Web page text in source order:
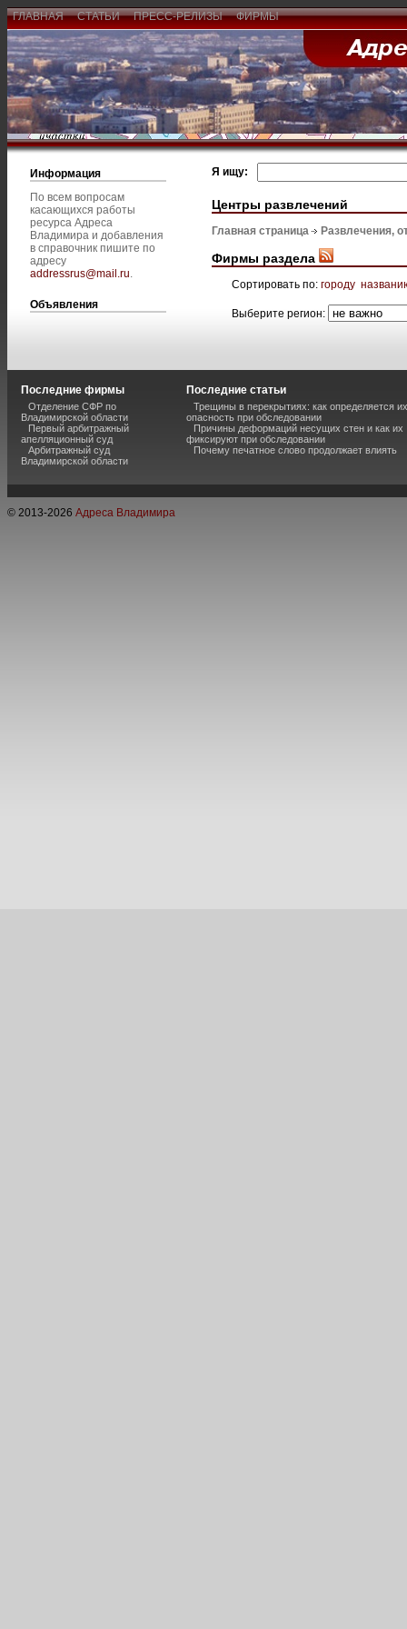
ГЛАВНАЯ СТАТЬИ ПРЕСС-РЕЛИЗЫ ФИРМЫ
Информация
По всем вопросам
касающихся работы
ресурса Адреса
Владимира и добавления
в справочник пишите по
адресу
addressrus@mail.ru.
Объявления
Я ищу:
Центры развлечений
Главная страница Развлечения,
Фирмы раздела
Сортировать по: городу
Выберите регион:
Последние фирмы
Отделение СФР по
Владимирской области
Первый арбитражный
апелляционный суд
Арбитражный суд
Владимирской области
Последние статьи
Трещины в перекрытиях: как определяется их
опасность при обследовании
Причины деформаций несущих стен и как их
фиксируют при обследовании
Почему печатное слово продолжает влиять
© 2013-2026 Адреса Владимира